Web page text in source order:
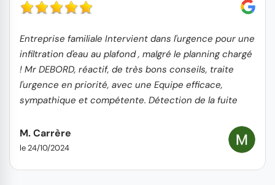
Entreprise familiale Intervient dans l'urgence pour une
infiltration d'eau au plafond , malgré le planning chargé
! Mr DEBORD, réactif, de très bons conseils, traite
l'urgence en priorité, avec une Equipe efficace,
sympathique et compétente. Détection de la fuite
nettoyage toiture, gouttières et remplacement tuiles
cassées Travail propre, soigné et professionnel. Je
M. Carrère
le 24/10/2024